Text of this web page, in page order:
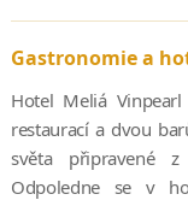
Gastronomie a
Hotel Meliá
restaurací a dvou
světa připravené z
Odpoledne se v